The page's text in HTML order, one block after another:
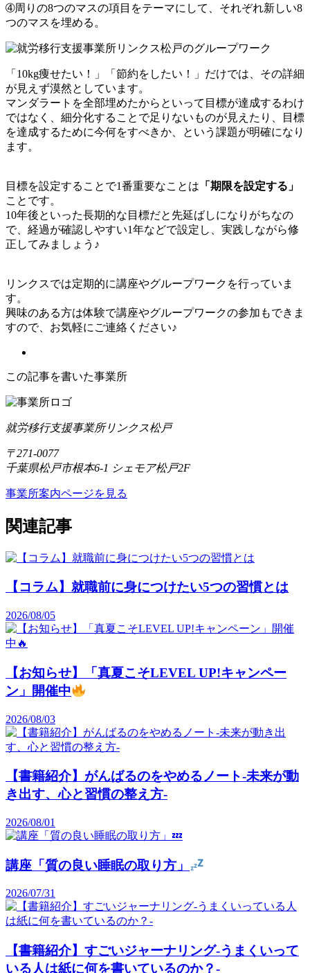
➃周りの8つのマスの項目をテーマにして、それぞれ新しい8
つのマスを埋める。
「10kg痩せたい！」「節約をしたい！」だけでは、その詳細
が見えず漠然としています。
マンダラートを全部埋めたからといって目標が達成するわけ
ではなく、細分化することで足りないものが見えたり、目標
を達成するために今何をすべきか、という課題が明確になり
ます。
目標を設定することで1番重要なことは 「期限を設定する」
ことです。
10年後といった長期的な目標だと先延ばしになりがちなの
で、経過が確認しやすい1年などで設定し、実践しながら修
正してみましょう♪
リンクスでは定期的に講座やグループワークを行っていま
す。
興味のある方は体験で講座やグループワークの参加もできま
すので、お気軽にご連絡ください♪
この記事を書いた事業所
就労移行支援事業所リンクス松戸
〒271-0077
千葉県松戸市根本6-1 シェモア松戸2F
事業所案内ページを見る
関連記事
【コラム】就職前に身につけたい5つの習慣とは
2026/08/05
【お知らせ】「真夏こそLEVEL UP!キャンペー
ン」開催中
2026/08/03
【書籍紹介】がんばるのをやめるノート-未来が動
き出す、心と習慣の整え方-
2026/08/01
講座「質の良い睡眠の取り方」
2026/07/31
【書籍紹介】すごいジャーナリング-うまくいって
いる人は紙に何を書いているのか？-